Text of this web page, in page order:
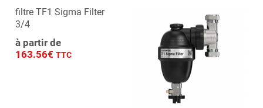
filtre TF1 Sigma Filter
3/4
à partir de
163.56€ TTC